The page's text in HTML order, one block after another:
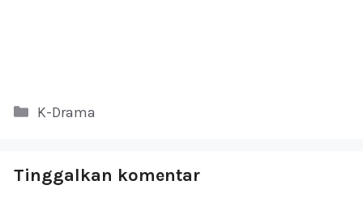
Kategori
K-Drama
Tinggalkan komentar